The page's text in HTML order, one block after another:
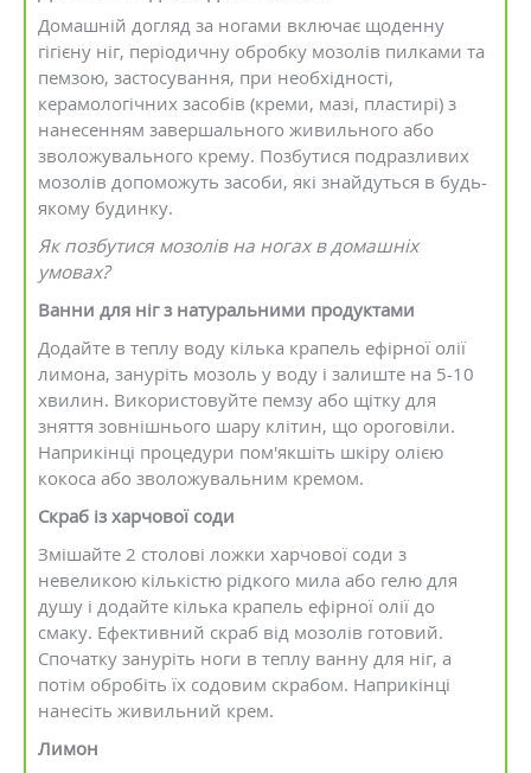
Домашній догляд за ногами включає щоденну
гігієну ніг, періодичну обробку мозолів пилками та
пемзою, застосування, при необхідності,
керамологічних засобів (креми, мазі, пластирі) з
нанесенням завершального живильного або
зволожувального крему. Позбутися подразливих
мозолів допоможуть засоби, які знайдуться в будь-
якому будинку.
Як позбутися мозолів на ногах в домашніх
умовах?
Ванни для ніг з натуральними продуктами
Додайте в теплу воду кілька крапель ефірної олії
лимона, зануріть мозоль у воду і залиште на 5-10
хвилин. Використовуйте пемзу або щітку для
зняття зовнішнього шару клітин, що ороговіли.
Наприкінці процедури пом'якшіть шкіру олією
кокоса або зволожувальним кремом.
Скраб із харчової соди
Змішайте 2 столові ложки харчової соди з
невеликою кількістю рідкого мила або гелю для
душу і додайте кілька крапель ефірної олії до
смаку. Ефективний скраб від мозолів готовий.
Спочатку зануріть ноги в теплу ванну для ніг, а
потім обробіть їх содовим скрабом. Наприкінці
нанесіть живильний крем.
Лимон